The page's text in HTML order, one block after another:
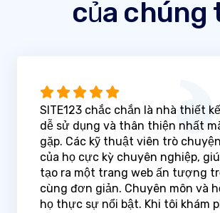
của chúng
SITE123 chắc chắn là nhà thiết
dễ sử dụng và thân thiện nhất
gặp. Các kỹ thuật viên trò
của họ cực kỳ chuyên nghiệp,
tạo ra một trang web ấn tượng
cùng đơn giản. Chuyên môn và
họ thực sự nổi bật. Khi tôi khám